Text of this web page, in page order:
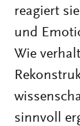
reagiert
und
Wie
sinnvoll